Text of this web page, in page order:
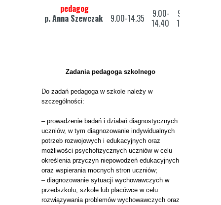
pedagog
p. Anna Szewczak
9.00-14.35
9.00-
14.40
9.00-
13.30
Zadania pedagoga szkolnego
Do zadań pedagoga w szkole należy w
szczególności:
– prowadzenie badań i działań diagnostycznych
uczniów, w tym diagnozowanie indywidualnych
potrzeb rozwojowych i edukacyjnych oraz
możliwości psychofizycznych uczniów w celu
określenia przyczyn niepowodzeń edukacyjnych
oraz wspierania mocnych stron uczniów;
– diagnozowanie sytuacji wychowawczych w
przedszkolu, szkole lub placówce w celu
rozwiązywania problemów wychowawczych oraz